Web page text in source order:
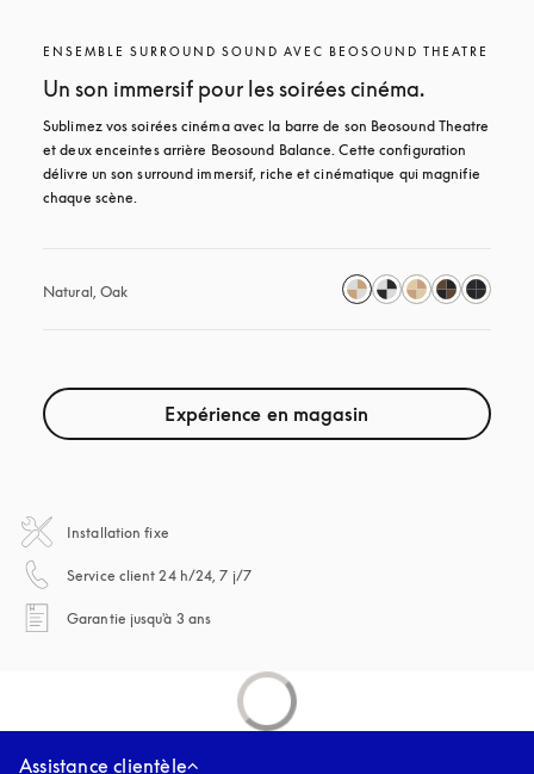
ENSEMBLE SURROUND SOUND AVEC BEOSOUND THEATRE
Un son immersif pour les soirées cinéma.
Sublimez vos soirées cinéma avec la barre de son Beosound Theatre
et deux enceintes arrière Beosound Balance. Cette configuration
délivre un son surround immersif, riche et cinématique qui magnifie
chaque scène.
Natural, Oak
Expérience en magasin
Installation fixe
Service client 24 h/24, 7 j/7s’ouvre dans un nouvel onglet
Garantie jusqu'à 3 ans
Assistance clientèle